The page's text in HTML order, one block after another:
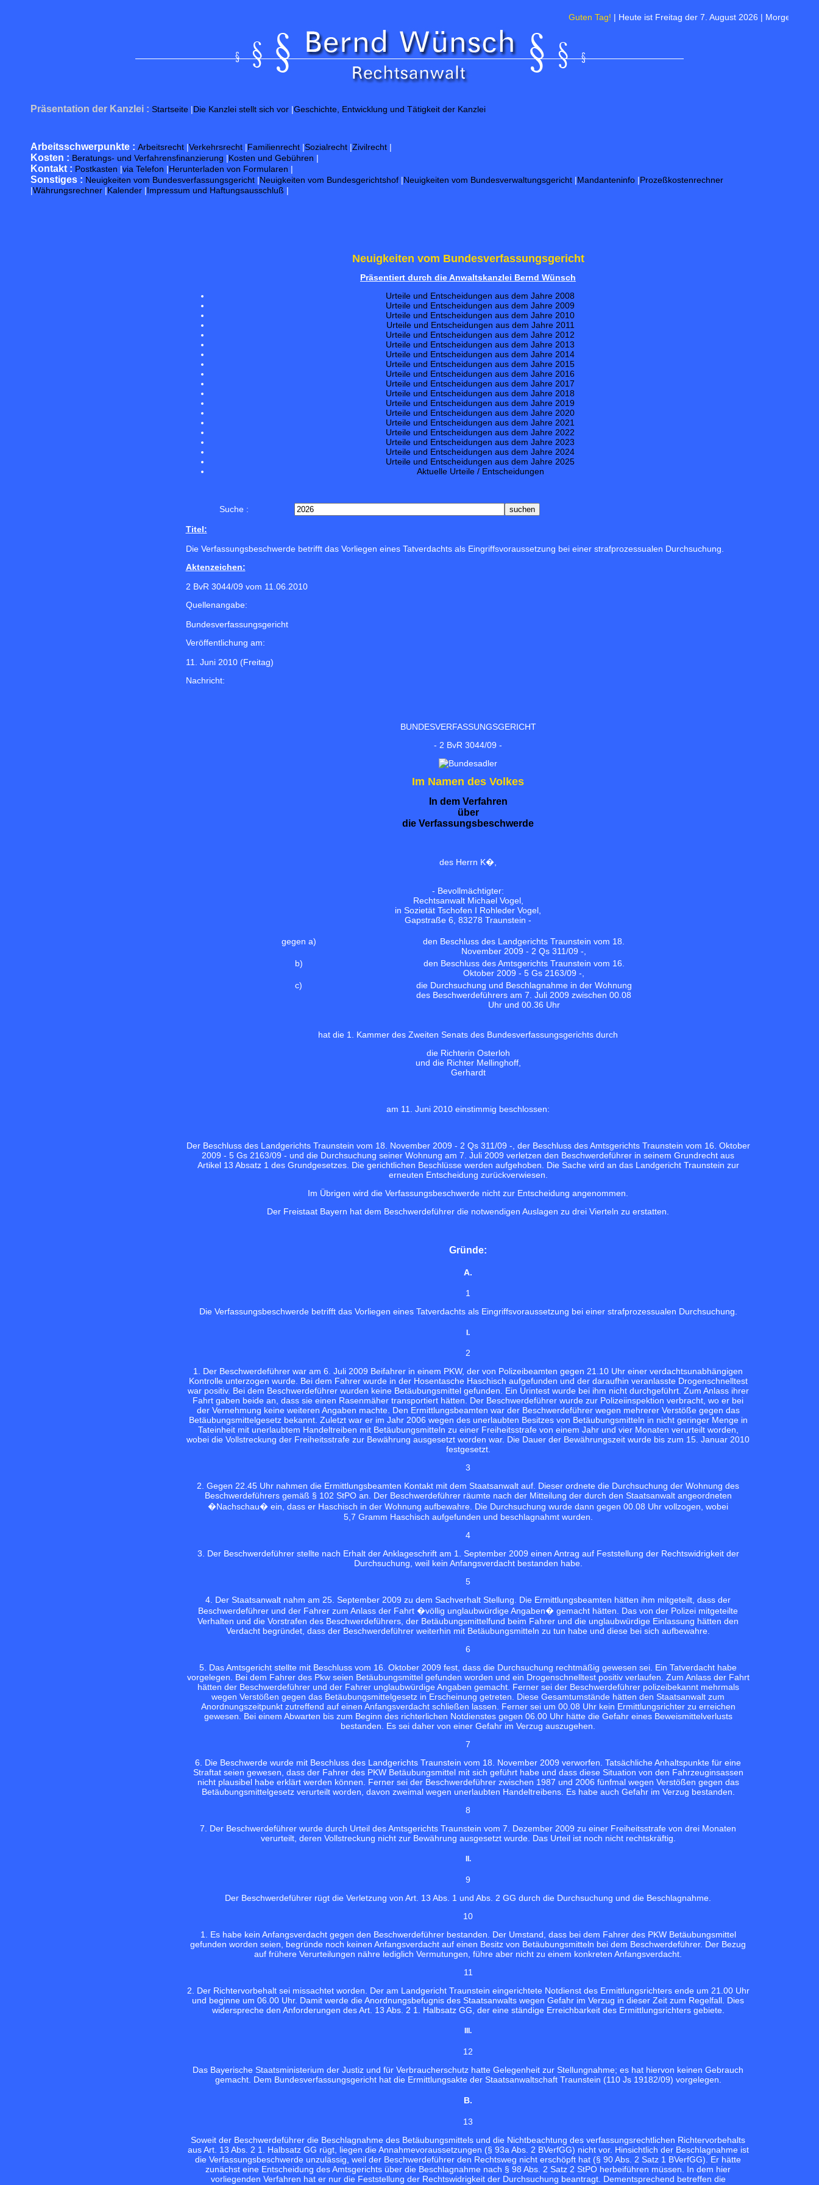
Guten Tag!| Heute ist Freitag der 7. August 2026 | Morgen ist
Präsentation der Kanzlei : Startseite |Die Kanzlei stellt sich vor |Geschichte, Entwicklung und Tätigkeit der Kanzlei
Arbeitsschwerpunkte : Arbeitsrecht |Verkehrsrecht |Familienrecht |Sozialrecht |Zivilrecht |
Kosten : Beratungs- und Verfahrensfinanzierung |Kosten und Gebühren |
Kontakt : Postkasten |via Telefon |Herunterladen von Formularen |
Sonstiges : Neuigkeiten vom Bundesverfassungsgericht |Neuigkeiten vom Bundesgerichtshof |Neuigkeiten vom Bundesverwaltungsgericht |Mandanteninfo |Prozeßkostenrechner
|Währungsrechner |Kalender |Impressum und Haftungsausschluß |
Neuigkeiten vom Bundesverfassungsgericht
Präsentiert durch die Anwaltskanzlei Bernd Wünsch
Urteile und Entscheidungen aus dem Jahre 2008
Urteile und Entscheidungen aus dem Jahre 2009
Urteile und Entscheidungen aus dem Jahre 2010
Urteile und Entscheidungen aus dem Jahre 2011
Urteile und Entscheidungen aus dem Jahre 2012
Urteile und Entscheidungen aus dem Jahre 2013
Urteile und Entscheidungen aus dem Jahre 2014
Urteile und Entscheidungen aus dem Jahre 2015
Urteile und Entscheidungen aus dem Jahre 2016
Urteile und Entscheidungen aus dem Jahre 2017
Urteile und Entscheidungen aus dem Jahre 2018
Urteile und Entscheidungen aus dem Jahre 2019
Urteile und Entscheidungen aus dem Jahre 2020
Urteile und Entscheidungen aus dem Jahre 2021
Urteile und Entscheidungen aus dem Jahre 2022
Urteile und Entscheidungen aus dem Jahre 2023
Urteile und Entscheidungen aus dem Jahre 2024
Urteile und Entscheidungen aus dem Jahre 2025
Aktuelle Urteile / Entscheidungen
Suche :
Titel:
Die Verfassungsbeschwerde betrifft das Vorliegen eines Tatverdachts als Eingriffsvoraussetzung bei einer strafprozessualen Durchsuchung.
Aktenzeichen:
2 BvR 3044/09 vom 11.06.2010
Quellenangabe:
Bundesverfassungsgericht
Veröffentlichung am:
11. Juni 2010 (Freitag)
Nachricht:
BUNDESVERFASSUNGSGERICHT
- 2 BvR 3044/09 -
Im Namen des Volkes
In dem Verfahren
über
die Verfassungsbeschwerde
des Herrn K�,
- Bevollmächtigter:
Rechtsanwalt Michael Vogel,
in Sozietät Tschofen I Rohleder Vogel,
Gapstraße 6, 83278 Traunstein -
gegen a)
den Beschluss des Landgerichts Traunstein vom 18.
November 2009 - 2 Qs 311/09 -,
b)
den Beschluss des Amtsgerichts Traunstein vom 16.
Oktober 2009 - 5 Gs 2163/09 -,
c)
die Durchsuchung und Beschlagnahme in der Wohnung
des Beschwerdeführers am 7. Juli 2009 zwischen 00.08
Uhr und 00.36 Uhr
hat die 1. Kammer des Zweiten Senats des Bundesverfassungsgerichts durch
die Richterin Osterloh
und die Richter Mellinghoff,
Gerhardt
am 11. Juni 2010 einstimmig beschlossen:
Der Beschluss des Landgerichts Traunstein vom 18. November 2009 - 2 Qs 311/09 -, der Beschluss des Amtsgerichts Traunstein vom 16. Oktober
2009 - 5 Gs 2163/09 - und die Durchsuchung seiner Wohnung am 7. Juli 2009 verletzen den Beschwerdeführer in seinem Grundrecht aus
Artikel 13 Absatz 1 des Grundgesetzes. Die gerichtlichen Beschlüsse werden aufgehoben. Die Sache wird an das Landgericht Traunstein zur
erneuten Entscheidung zurückverwiesen.
Im Übrigen wird die Verfassungsbeschwerde nicht zur Entscheidung angenommen.
Der Freistaat Bayern hat dem Beschwerdeführer die notwendigen Auslagen zu drei Vierteln zu erstatten.
Gründe:
A.
1
Die Verfassungsbeschwerde betrifft das Vorliegen eines Tatverdachts als Eingriffsvoraussetzung bei einer strafprozessualen Durchsuchung.
I.
2
1. Der Beschwerdeführer war am 6. Juli 2009 Beifahrer in einem PKW, der von Polizeibeamten gegen 21.10 Uhr einer verdachtsunabhängigen
Kontrolle unterzogen wurde. Bei dem Fahrer wurde in der Hosentasche Haschisch aufgefunden und der daraufhin veranlasste Drogenschnelltest
war positiv. Bei dem Beschwerdeführer wurden keine Betäubungsmittel gefunden. Ein Urintest wurde bei ihm nicht durchgeführt. Zum Anlass ihrer
Fahrt gaben beide an, dass sie einen Rasenmäher transportiert hätten. Der Beschwerdeführer wurde zur Polizeiinspektion verbracht, wo er bei
der Vernehmung keine weiteren Angaben machte. Den Ermittlungsbeamten war der Beschwerdeführer wegen mehrerer Verstöße gegen das
Betäubungsmittelgesetz bekannt. Zuletzt war er im Jahr 2006 wegen des unerlaubten Besitzes von Betäubungsmitteln in nicht geringer Menge in
Tateinheit mit unerlaubtem Handeltreiben mit Betäubungsmitteln zu einer Freiheitsstrafe von einem Jahr und vier Monaten verurteilt worden,
wobei die Vollstreckung der Freiheitsstrafe zur Bewährung ausgesetzt worden war. Die Dauer der Bewährungszeit wurde bis zum 15. Januar 2010
festgesetzt.
3
2. Gegen 22.45 Uhr nahmen die Ermittlungsbeamten Kontakt mit dem Staatsanwalt auf. Dieser ordnete die Durchsuchung der Wohnung des
Beschwerdeführers gemäß § 102 StPO an. Der Beschwerdeführer räumte nach der Mitteilung der durch den Staatsanwalt angeordneten
�Nachschau� ein, dass er Haschisch in der Wohnung aufbewahre. Die Durchsuchung wurde dann gegen 00.08 Uhr vollzogen, wobei
5,7 Gramm Haschisch aufgefunden und beschlagnahmt wurden.
4
3. Der Beschwerdeführer stellte nach Erhalt der Anklageschrift am 1. September 2009 einen Antrag auf Feststellung der Rechtswidrigkeit der
Durchsuchung, weil kein Anfangsverdacht bestanden habe.
5
4. Der Staatsanwalt nahm am 25. September 2009 zu dem Sachverhalt Stellung. Die Ermittlungsbeamten hätten ihm mitgeteilt, dass der
Beschwerdeführer und der Fahrer zum Anlass der Fahrt �völlig unglaubwürdige Angaben� gemacht hätten. Das von der Polizei mitgeteilte
Verhalten und die Vorstrafen des Beschwerdeführers, der Betäubungsmittelfund beim Fahrer und die unglaubwürdige Einlassung hätten den
Verdacht begründet, dass der Beschwerdeführer weiterhin mit Betäubungsmitteln zu tun habe und diese bei sich aufbewahre.
6
5. Das Amtsgericht stellte mit Beschluss vom 16. Oktober 2009 fest, dass die Durchsuchung rechtmäßig gewesen sei. Ein Tatverdacht habe
vorgelegen. Bei dem Fahrer des Pkw seien Betäubungsmittel gefunden worden und ein Drogenschnelltest positiv verlaufen. Zum Anlass der Fahrt
hätten der Beschwerdeführer und der Fahrer unglaubwürdige Angaben gemacht. Ferner sei der Beschwerdeführer polizeibekannt mehrmals
wegen Verstößen gegen das Betäubungsmittelgesetz in Erscheinung getreten. Diese Gesamtumstände hätten den Staatsanwalt zum
Anordnungszeitpunkt zutreffend auf einen Anfangsverdacht schließen lassen. Ferner sei um 00.08 Uhr kein Ermittlungsrichter zu erreichen
gewesen. Bei einem Abwarten bis zum Beginn des richterlichen Notdienstes gegen 06.00 Uhr hätte die Gefahr eines Beweismittelverlusts
bestanden. Es sei daher von einer Gefahr im Verzug auszugehen.
7
6. Die Beschwerde wurde mit Beschluss des Landgerichts Traunstein vom 18. November 2009 verworfen. Tatsächliche Anhaltspunkte für eine
Straftat seien gewesen, dass der Fahrer des PKW Betäubungsmittel mit sich geführt habe und dass diese Situation von den Fahrzeuginsassen
nicht plausibel habe erklärt werden können. Ferner sei der Beschwerdeführer zwischen 1987 und 2006 fünfmal wegen Verstößen gegen das
Betäubungsmittelgesetz verurteilt worden, davon zweimal wegen unerlaubten Handeltreibens. Es habe auch Gefahr im Verzug bestanden.
8
7. Der Beschwerdeführer wurde durch Urteil des Amtsgerichts Traunstein vom 7. Dezember 2009 zu einer Freiheitsstrafe von drei Monaten
verurteilt, deren Vollstreckung nicht zur Bewährung ausgesetzt wurde. Das Urteil ist noch nicht rechtskräftig.
II.
9
Der Beschwerdeführer rügt die Verletzung von Art. 13 Abs. 1 und Abs. 2 GG durch die Durchsuchung und die Beschlagnahme.
10
1. Es habe kein Anfangsverdacht gegen den Beschwerdeführer bestanden. Der Umstand, dass bei dem Fahrer des PKW Betäubungsmittel
gefunden worden seien, begründe noch keinen Anfangsverdacht auf einen Besitz von Betäubungsmitteln bei dem Beschwerdeführer. Der Bezug
auf frühere Verurteilungen nähre lediglich Vermutungen, führe aber nicht zu einem konkreten Anfangsverdacht.
11
2. Der Richtervorbehalt sei missachtet worden. Der am Landgericht Traunstein eingerichtete Notdienst des Ermittlungsrichters ende um 21.00 Uhr
und beginne um 06.00 Uhr. Damit werde die Anordnungsbefugnis des Staatsanwalts wegen Gefahr im Verzug in dieser Zeit zum Regelfall. Dies
widerspreche den Anforderungen des Art. 13 Abs. 2 1. Halbsatz GG, der eine ständige Erreichbarkeit des Ermittlungsrichters gebiete.
III.
12
Das Bayerische Staatsministerium der Justiz und für Verbraucherschutz hatte Gelegenheit zur Stellungnahme; es hat hiervon keinen Gebrauch
gemacht. Dem Bundesverfassungsgericht hat die Ermittlungsakte der Staatsanwaltschaft Traunstein (110 Js 19182/09) vorgelegen.
B.
13
Soweit der Beschwerdeführer die Beschlagnahme des Betäubungsmittels und die Nichtbeachtung des verfassungsrechtlichen Richtervorbehalts
aus Art. 13 Abs. 2 1. Halbsatz GG rügt, liegen die Annahmevoraussetzungen (§ 93a Abs. 2 BVerfGG) nicht vor. Hinsichtlich der Beschlagnahme ist
die Verfassungsbeschwerde unzulässig, weil der Beschwerdeführer den Rechtsweg nicht erschöpft hat (§ 90 Abs. 2 Satz 1 BVerfGG). Er hätte
zunächst eine Entscheidung des Amtsgerichts über die Beschlagnahme nach § 98 Abs. 2 Satz 2 StPO herbeiführen müssen. In dem hier
vorliegenden Verfahren hat er nur die Feststellung der Rechtswidrigkeit der Durchsuchung beantragt. Dementsprechend betreffen die